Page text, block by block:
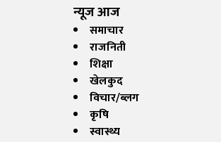
न्यूज आज
समाचार
राजनिती
शिक्षा
खेलकुद
विचार/ब्लग
कृषि
स्वास्थ्य